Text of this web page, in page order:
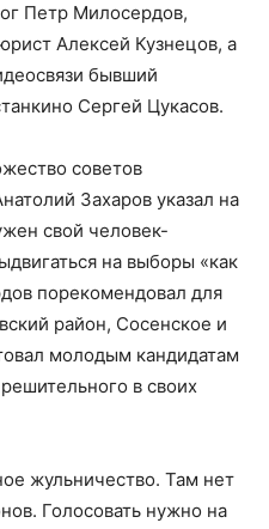
Петр Милосердов,
Алексей Кузнецов, а
бывший
Сергей Цукасов.
советов
Захаров указал на
свой человек-
на выборы «как
порекомендовал для
район, Сосенское и
молодым кандидатам
в своих
жульничество. Там нет
Голосовать нужно на